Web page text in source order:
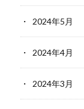
2024年5月
2024年4月
2024年3月